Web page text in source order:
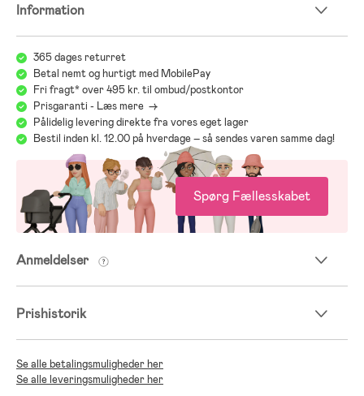
Information
365 dages returret
Betal nemt og hurtigt med MobilePay
Fri fragt* over 495 kr. til ombud/postkontor
Prisgaranti - Læs mere ->
Pålidelig levering direkte fra vores eget lager
Bestil inden kl. 12.00 på hverdage – så sendes varen samme dag!
Spørg Fællesskabet
Anmeldelser
Prishistorik
Se alle betalingsmuligheder her
Se alle leveringsmuligheder her